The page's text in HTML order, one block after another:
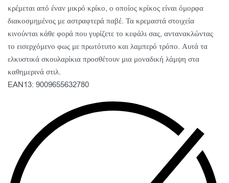
κρέμεται από έναν μικρό κρίκο, ο οποίος κρίκος είναι όμορφα
διακοσμημένος με αστραφτερά παβέ. Τα κρεμαστά στοιχεία
κινούνται κάθε φορά που γυρίζετε το κεφάλι σας, αντανακλώντας
το εισερχόμενο φως με πρωτότυπο και λαμπερό τρόπο. Αυτά τα
ελκυστικά σκουλαρίκια προσθέτουν μια μοναδική λάμψη στα
καθημερινά στιλ.
EAN13: 9009655632780